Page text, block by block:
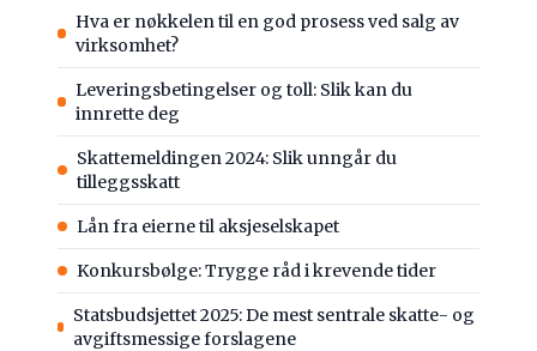
Hva er nøkkelen til en god prosess ved salg av
virksomhet?
Leveringsbetingelser og toll: Slik kan du
innrette deg
Skattemeldingen 2024: Slik unngår du
tilleggsskatt
Lån fra eierne til aksjeselskapet
Konkursbølge: Trygge råd i krevende tider
Statsbudsjettet 2025: De mest sentrale skatte- og
avgiftsmessige forslagene